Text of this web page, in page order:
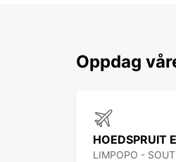
Oppdag
LIMPOPO -